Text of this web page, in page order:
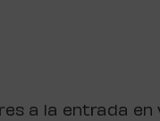
a la entrada en